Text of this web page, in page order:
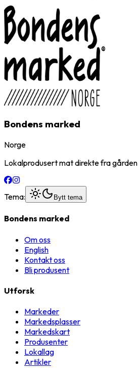
Bondens marked
Norge
Lokalprodusert mat direkte fra gården
Tema: Bytt tema
Bondens marked
Om oss
English
Kontakt oss
Bli produsent
Utforsk
Markeder
Markedsplasser
Markedskart
Produsenter
Lokallag
Artikler